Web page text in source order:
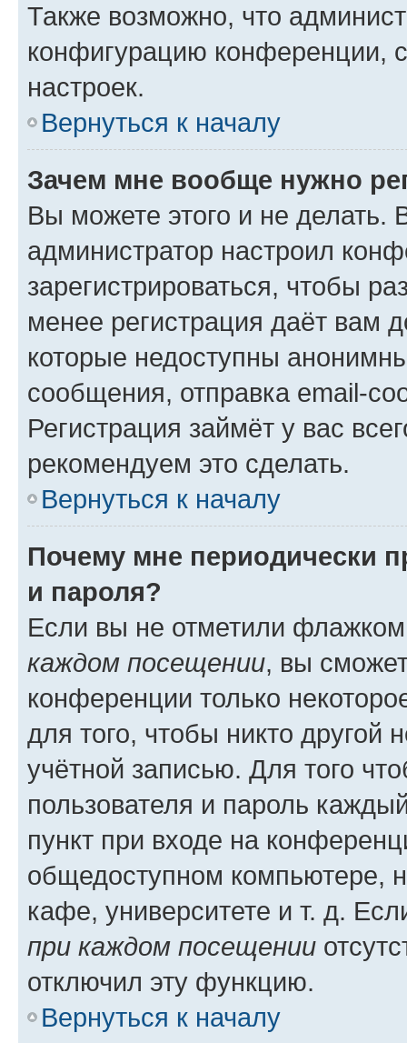
Также возможно, что
конфигурацию конференции,
настроек.
Вернуться к началу
Зачем мне вообще нужно
Вы можете этого и не делать.
администратор настроил
зарегистрироваться, чтобы
менее регистрация даёт вам
которые недоступны
сообщения, отправка email-
Регистрация займёт у вас
рекомендуем это сделать.
Вернуться к началу
Почему мне периодически
и пароля?
Если вы не отметили
каждом посещении, вы
конференции только
для того, чтобы никто другой
учётной записью. Для того
пользователя и пароль
пункт при входе на
общедоступном компьютере,
кафе, университете и т. д.
при каждом посещении
отключил эту функцию.
Вернуться к началу